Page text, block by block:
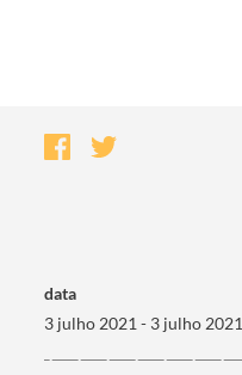
data
3 julho 2021 - 3 julho 2021